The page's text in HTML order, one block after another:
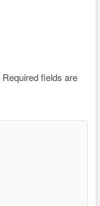
Required fields are